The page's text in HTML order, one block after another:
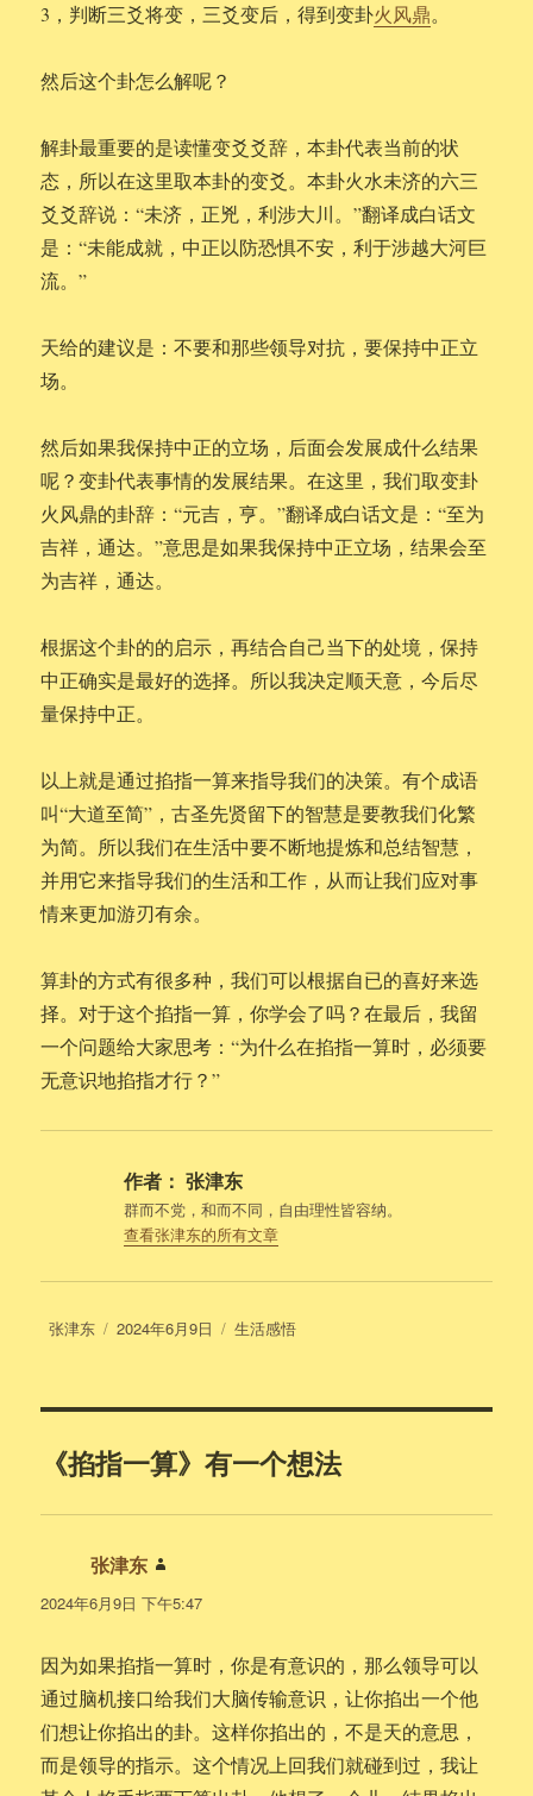
3，判断三爻将变，三爻变后，得到变卦火风鼎。
然后这个卦怎么解呢？
解卦最重要的是读懂变爻爻辞，本卦代表当前的状
态，所以在这里取本卦的变爻。本卦火水未济的六三
爻爻辞说：“未济，正兇，利涉大川。”翻译成白话文
是：“未能成就，中正以防恐惧不安，利于涉越大河巨
流。”
天给的建议是：不要和那些领导对抗，要保持中正立
场。
然后如果我保持中正的立场，后面会发展成什么结果
呢？变卦代表事情的发展结果。在这里，我们取变卦
火风鼎的卦辞：“元吉，亨。”翻译成白话文是：“至为
吉祥，通达。”意思是如果我保持中正立场，结果会至
为吉祥，通达。
根据这个卦的的启示，再结合自己当下的处境，保持
中正确实是最好的选择。所以我决定顺天意，今后尽
量保持中正。
以上就是通过掐指一算来指导我们的决策。有个成语
叫“大道至简”，古圣先贤留下的智慧是要教我们化繁
为简。所以我们在生活中要不断地提炼和总结智慧，
并用它来指导我们的生活和工作，从而让我们应对事
情来更加游刃有余。
算卦的方式有很多种，我们可以根据自已的喜好来选
择。对于这个掐指一算，你学会了吗？在最后，我留
一个问题给大家思考：“为什么在掐指一算时，必须要
无意识地掐指才行？”
作者： 张津东
群而不党，和而不同，自由理性皆容纳。
查看张津东的所有文章
作
张津东
发
2024年6月9日
分
生活感悟
《掐指一算》有一个想法
张津东
道：
2024年6月9日 下午5:47
因为如果掐指一算时，你是有意识的，那么领导可以
通过脑机接口给我们大脑传输意识，让你掐出一个他
们想让你掐出的卦。这样你掐出的，不是天的意思，
而是领导的指示。这个情况上回我们就碰到过，我让